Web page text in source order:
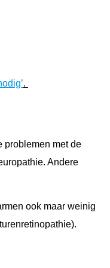
.
problemen met de
Andere
ook maar weinig